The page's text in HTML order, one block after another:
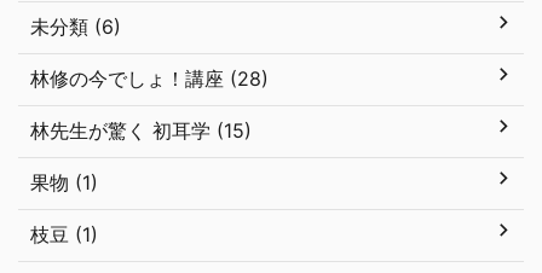
未分類 (6)
林修の今でしょ！講座 (28)
林先生が驚く 初耳学 (15)
果物 (1)
枝豆 (1)